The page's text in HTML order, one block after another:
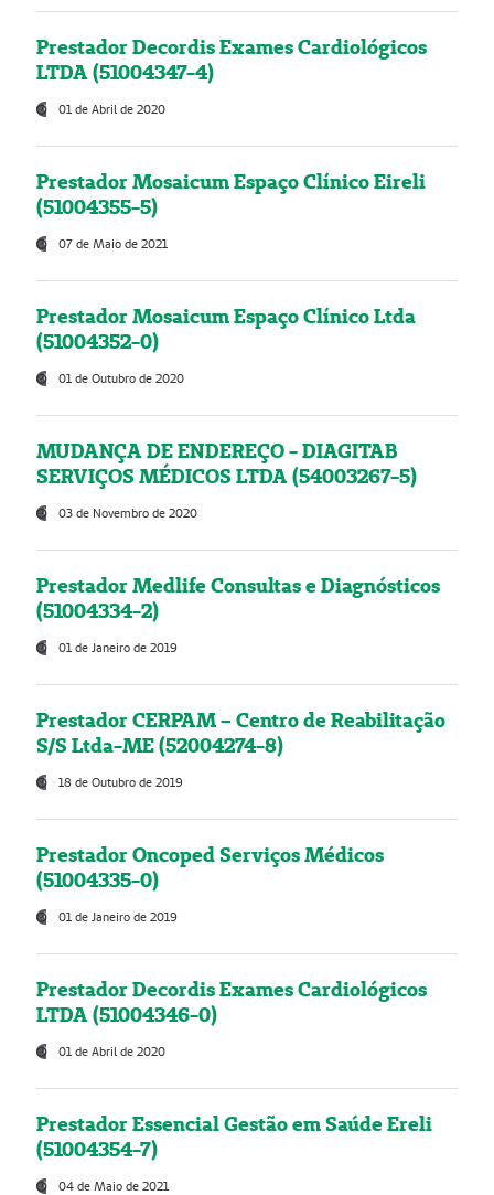
Prestador Decordis Exames Cardiológicos
LTDA (51004347-4)
01 de Abril de 2020
Prestador Mosaicum Espaço Clínico Eireli
(51004355-5)
07 de Maio de 2021
Prestador Mosaicum Espaço Clínico Ltda
(51004352-0)
01 de Outubro de 2020
MUDANÇA DE ENDEREÇO - DIAGITAB
SERVIÇOS MÉDICOS LTDA (54003267-5)
03 de Novembro de 2020
Prestador Medlife Consultas e Diagnósticos
(51004334-2)
01 de Janeiro de 2019
Prestador CERPAM – Centro de Reabilitação
S/S Ltda-ME (52004274-8)
18 de Outubro de 2019
Prestador Oncoped Serviços Médicos
(51004335-0)
01 de Janeiro de 2019
Prestador Decordis Exames Cardiológicos
LTDA (51004346-0)
01 de Abril de 2020
Prestador Essencial Gestão em Saúde Ereli
(51004354-7)
04 de Maio de 2021